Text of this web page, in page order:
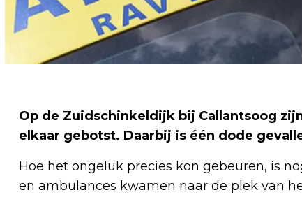
Op de Zuidschinkeldijk bij Callantsoog
elkaar gebotst. Daarbij is één dode
Hoe het ongeluk precies kon gebeuren, is
en ambulances kwamen naar de plek van